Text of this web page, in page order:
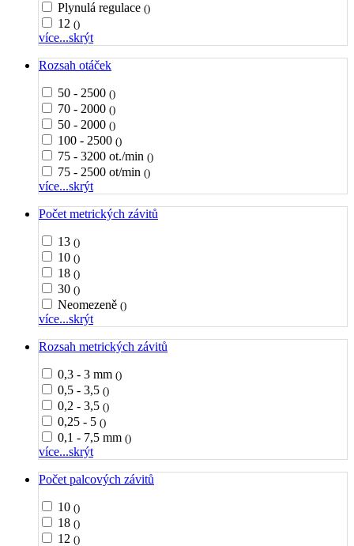
Plynulá regulace ()
12 ()
více...skrýt
Rozsah otáček
50 - 2500 ()
70 - 2000 ()
50 - 2000 ()
100 - 2500 ()
75 - 3200 ot./min ()
75 - 2500 ot/min ()
více...skrýt
Počet metrických závitů
13 ()
10 ()
18 ()
30 ()
Neomezeně ()
více...skrýt
Rozsah metrických závitů
0,3 - 3 mm ()
0,5 - 3,5 ()
0,2 - 3,5 ()
0,25 - 5 ()
0,1 - 7,5 mm ()
více...skrýt
Počet palcových závitů
10 ()
18 ()
12 ()